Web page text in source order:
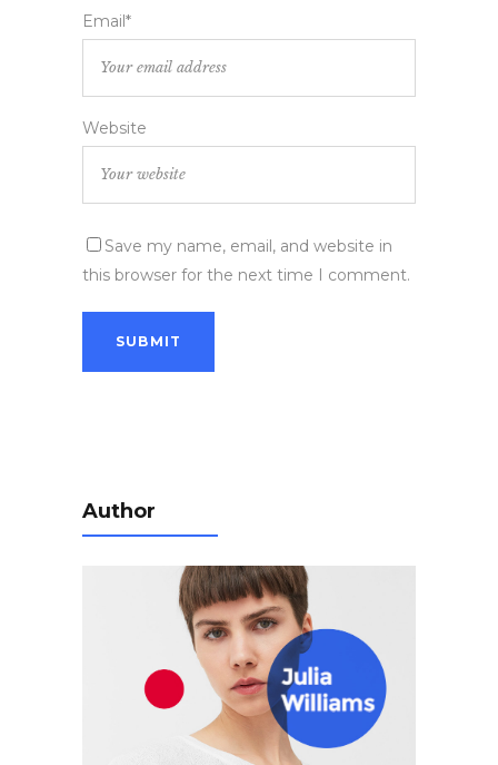
Email*
Website
Save my name, email, and website in
this browser for the next time I comment.
Author